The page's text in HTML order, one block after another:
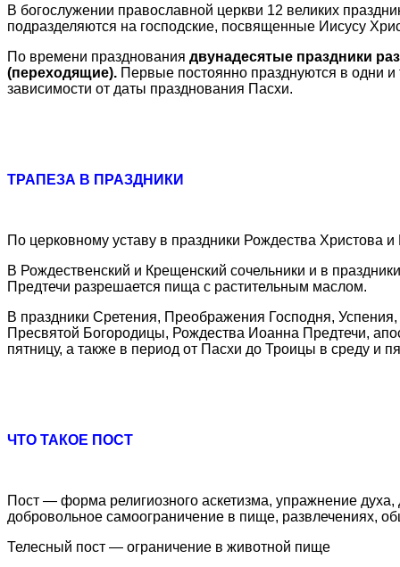
В богослужении православной церкви 12 великих
подразделяются на господские, посвященные Иисусу
По времени празднования двунадесятые праздники
(переходящие). Первые постоянно празднуются в одни
зависимости от даты празднования Пасхи.
ТРАПЕЗА В ПРАЗДНИКИ
По церковному уставу в праздники Рождества Христова
В Рождественский и Крещенский сочельники и в
Предтечи разрешается пища с растительным маслом.
В праздники Сретения, Преображения Господня,
Пресвятой Богородицы, Рождества Иоанна Предтечи,
пятницу, а также в период от Пасхи до Троицы в среду и
ЧТО ТАКОЕ ПОСТ
Пост — форма религиозного аскетизма, упражнение
добровольное самоограничение в пище, развлечениях,
Телесный пост — ограничение в животной пище